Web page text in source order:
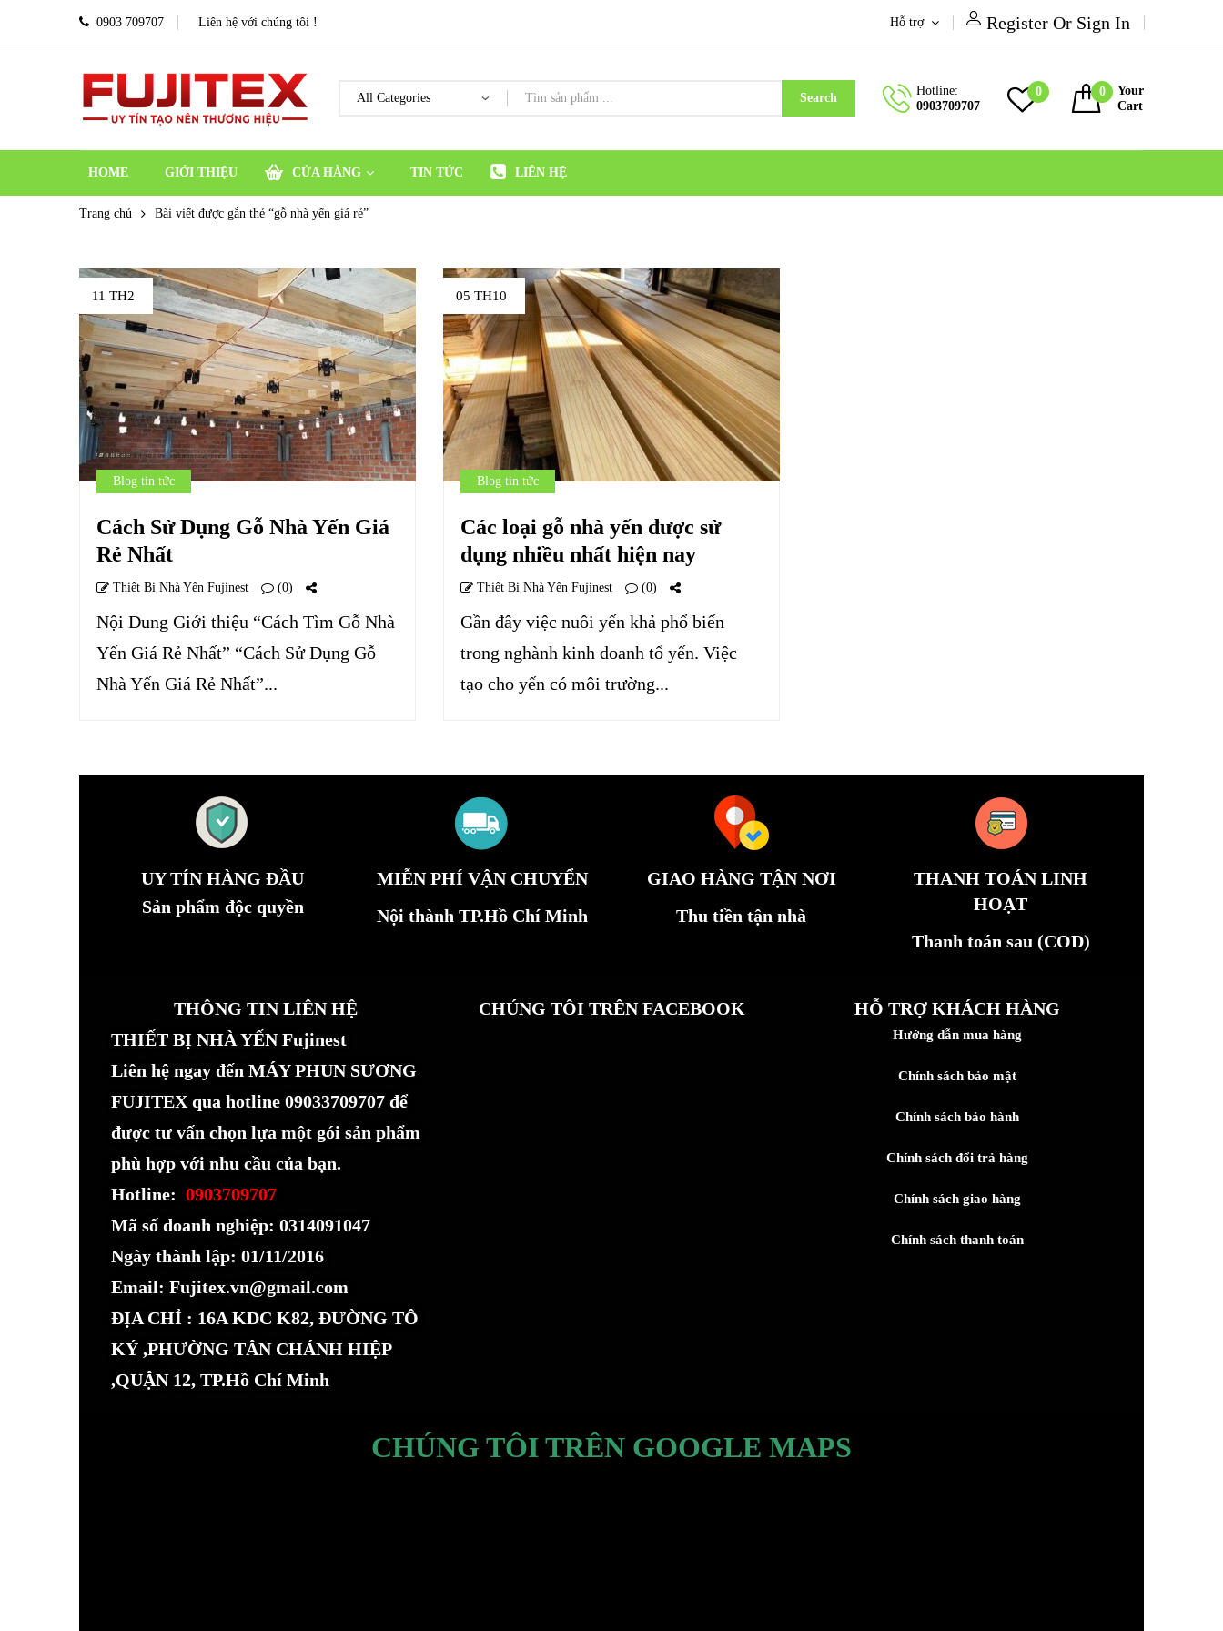
0903 709707 Liên hệ với chúng tôi ! Hỗ trợ Register Or Sign In
Search
Hotline:
0903709707
0 0
Your
Cart
HOME GIỚI THIỆU CỬA HÀNG TIN TỨC LIÊN HỆ
Trang chủ Bài viết được gắn thẻ “gỗ nhà yến giá rẻ”
11 TH2
Blog tin tức
Cách Sử Dụng Gỗ Nhà Yến Giá
Rẻ Nhất
Thiết Bị Nhà Yến Fujinest (0)
Nội Dung Giới thiệu “Cách Tìm Gỗ Nhà
Yến Giá Rẻ Nhất” “Cách Sử Dụng Gỗ
Nhà Yến Giá Rẻ Nhất”...
05 TH10
Blog tin tức
Các loại gỗ nhà yến được sử
dụng nhiều nhất hiện nay
Thiết Bị Nhà Yến Fujinest (0)
Gần đây việc nuôi yến khả phổ biến
trong nghành kinh doanh tổ yến. Việc
tạo cho yến có môi trường...
UY TÍN HÀNG ĐẦU
Sản phẩm độc quyền
MIỄN PHÍ VẬN CHUYỂN
Nội thành TP.Hồ Chí Minh
GIAO HÀNG TẬN NƠI
Thu tiền tận nhà
THANH TOÁN LINH
HOẠT
Thanh toán sau (COD)
THÔNG TIN LIÊN HỆ
THIẾT BỊ NHÀ YẾN Fujinest
Liên hệ ngay đến MÁY PHUN SƯƠNG
FUJITEX qua hotline 09033709707 để
được tư vấn chọn lựa một gói sản phẩm
phù hợp với nhu cầu của bạn.
Hotline: 0903709707
Mã số doanh nghiệp: 0314091047
Ngày thành lập: 01/11/2016
Email: Fujitex.vn@gmail.com
ĐỊA CHỈ : 16A KDC K82, ĐƯỜNG TÔ
KÝ ,PHƯỜNG TÂN CHÁNH HIỆP
,QUẬN 12, TP.Hồ Chí Minh
CHÚNG TÔI TRÊN FACEBOOK HỖ TRỢ KHÁCH HÀNG
Hướng dẫn mua hàng
Chính sách bảo mật
Chính sách bảo hành
Chính sách đổi trả hàng
Chính sách giao hàng
Chính sách thanh toán
CHÚNG TÔI TRÊN GOOGLE MAPS